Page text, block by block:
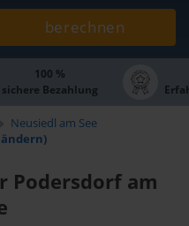
berechnen
100 %
sichere Bezahlung
Neusiedl am See
Podersdorf am